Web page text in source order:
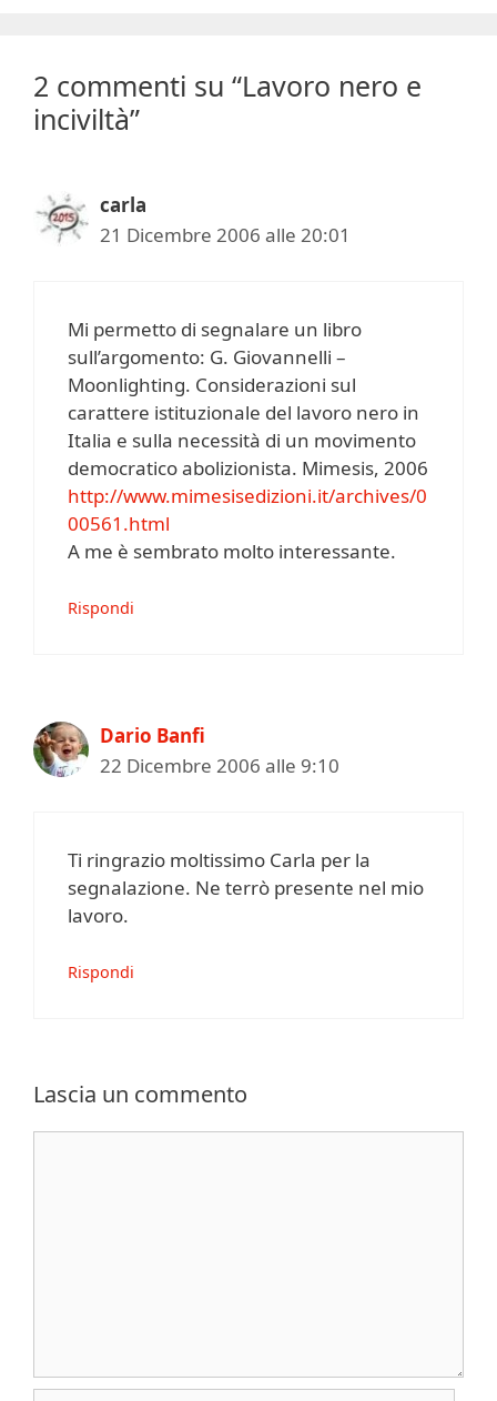
2 commenti su “Lavoro nero e
inciviltà”
carla
21 Dicembre 2006 alle 20:01
Mi permetto di segnalare un libro
sull’argomento: G. Giovannelli –
Moonlighting. Considerazioni sul
carattere istituzionale del lavoro nero in
Italia e sulla necessità di un movimento
democratico abolizionista. Mimesis, 2006
http://www.mimesisedizioni.it/archives/0
00561.html
A me è sembrato molto interessante.
Rispondi
Dario Banfi
22 Dicembre 2006 alle 9:10
Ti ringrazio moltissimo Carla per la
segnalazione. Ne terrò presente nel mio
lavoro.
Rispondi
Lascia un commento